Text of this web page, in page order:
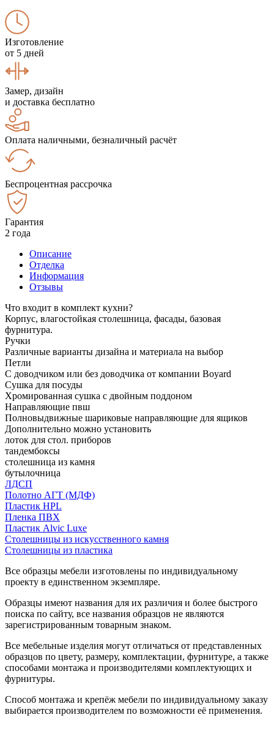
Изготовление
от 5 дней
Замер, дизайн
и доставка бесплатно
Оплата наличными, безналичный расчёт
Беспроцентная рассрочка
Гарантия
2 года
Описание
Отделка
Информация
Отзывы
Что входит в комплект кухни?
Корпус, влагостойкая столешница, фасады, базовая
фурнитура.
Ручки
Различные варианты дизайна и материала на выбор
Петли
С доводчиком или без доводчика от компании Boyard
Сушка для посуды
Хромированная сушка с двойным поддоном
Направляющие пвш
Полновыдвижные шариковые направляющие для ящиков
Дополнительно можно установить
лоток для стол. приборов
тандембоксы
столешница из камня
бутылочница
ЛДСП
Полотно АГТ (МДФ)
Пластик HPL
Пленка ПВХ
Пластик Alvic Luxe
Столешницы из искусственного камня
Столешницы из пластика
Все образцы мебели изготовлены по индивидуальному
проекту в единственном экземпляре.
Образцы имеют названия для их различия и более быстрого
поиска по сайту, все названия образцов не являются
зарегистрированным товарным знаком.
Все мебельные изделия могут отличаться от представленных
образцов по цвету, размеру, комплектации, фурнитуре, а также
способами монтажа и производителями комплектующих и
фурнитуры.
Способ монтажа и крепёж мебели по индивидуальному заказу
выбирается производителем по возможности её применения.